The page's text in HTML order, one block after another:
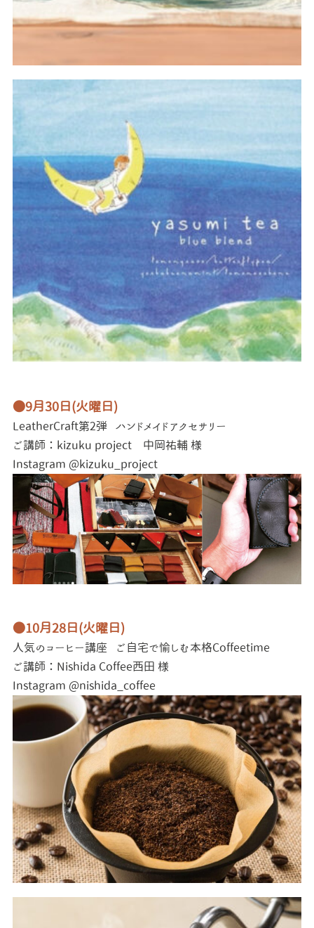
●9月30日(火曜日)
LeatherCraft第2弾 ハンドメイドアクセサリー
ご講師：kizuku project 中岡祐輔 様
Instagram @kizuku_project
●10月28日(火曜日)
人気のコーヒー講座
ご自宅で愉しむ本格Coffeetime
ご講師：Nishida Coffee西田 様
Instagram @nishida_coffee